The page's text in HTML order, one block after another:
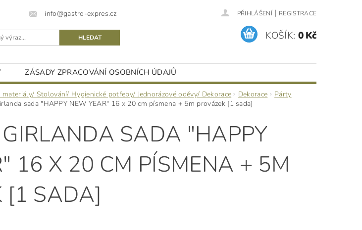
info@gastro-expres.cz PŘIHLÁŠENÍ | REGISTRACE
KOŠÍK: 0 Kč
ZÁSADY ZPRACOVÁNÍ OSOBNÍCH ÚDAJŮ
Stolování/ Hygienické potřeby/ Jednorázové oděvy/ Dekorace Dekorace
Párty
sada "HAPPY NEW YEAR" 16 x 20 cm písmena + 5m provázek [1 sada]
SADA "HAPPY
16 X 20 CM PÍSMENA + 5M
[1 SADA]